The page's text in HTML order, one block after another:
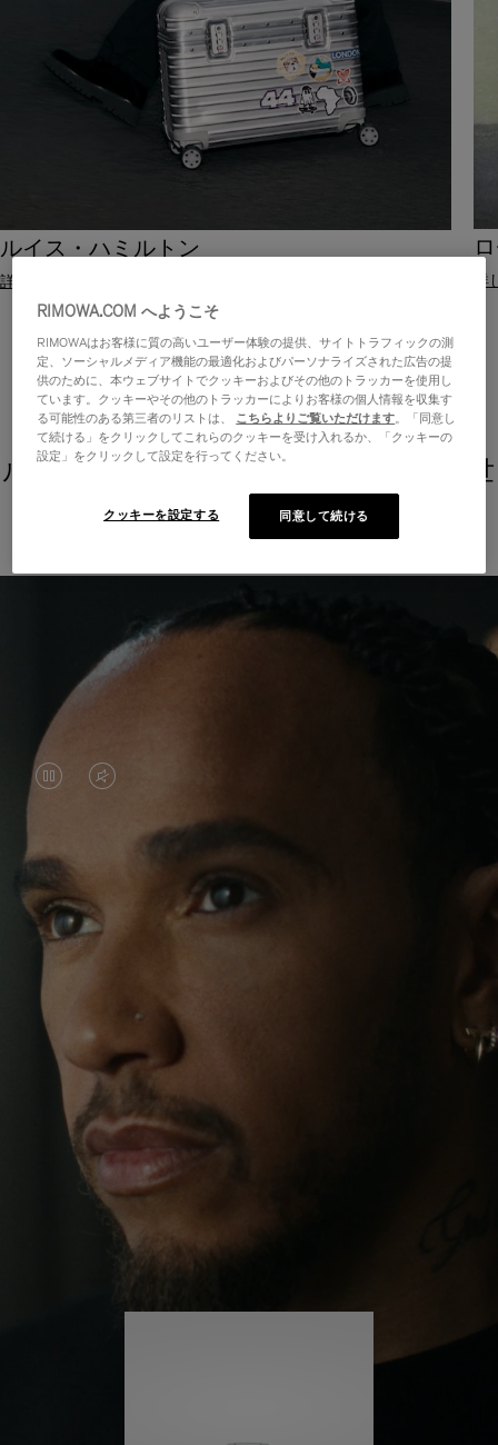
ルイス・ハミルトン
詳しく見る
ルイス・ハミルトン - 旅で未知なる世
界と出会う
VIDEO
PAUSED,
PLEASE
PRESS
PLAY
VIDEO
MUTED,
PLEASE
UNMUTE
IT
ルイス・ハミルトンは、サーキットでの輝かしい
功績で知られていますが、近年彼は、慣れ親しん
だ世界を飛び越え、新たな場所へ一歩を踏み出す
旅を楽しんでいます。 世界各地で出会う新しい経
験を通し、自分自身に挑み続け、旅の中で多くの
学びを得ていると言います。
そんな彼の旅には、常に RIMOWA Original パイロ
ット が寄り添います。ケースに刻まれたひとつひ
とつの傷は、彼が歩んできた軌跡、そして彼がそ
の旅を通して成し遂げた何かがあることを物語っ
RIMOWA.COM へようこそ
RIMOWAはお客様に質の高いユーザー体験の提供、サイトトラフィックの測
定、ソーシャルメディア機能の最適化およびパーソナライズされた広告の提
供のために、本ウェブサイトでクッキーおよびその他のトラッカーを使用し
ています。クッキーやその他のトラッカーによりお客様の個人情報を収集す
る可能性のある第三者のリストは、 こちらよりご覧いただけます。「同意し
て続ける」をクリックしてこれらのクッキーを受け入れるか、「クッキーの
設定」をクリックして設定を行ってください。
クッキーを設定する 同意して続ける